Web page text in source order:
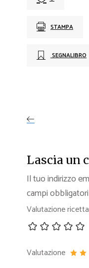
STAMPA
SEGNALIBRO
Lascia un
Il tuo indirizzo
campi
Valutazione ricetta
Valutazione